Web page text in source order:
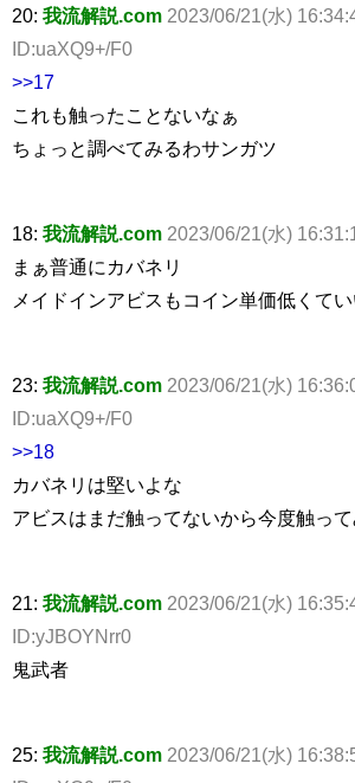
20: 我流解説.com 2023/06/21(水)
ID:uaXQ9+/F0
>>17
これも触ったことないなぁ
ちょっと調べてみるわサンガツ
18: 我流解説.com 2023/06/21(水)
まぁ普通にカバネリ
メイドインアビスもコイン単価低くて
23: 我流解説.com 2023/06/21(水)
ID:uaXQ9+/F0
>>18
カバネリは堅いよな
アビスはまだ触ってないから今度触っ
21: 我流解説.com 2023/06/21(水)
ID:yJBOYNrr0
鬼武者
25: 我流解説.com 2023/06/21(水)